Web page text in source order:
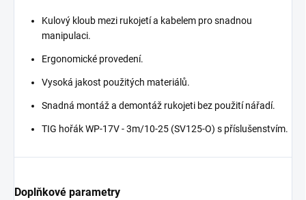
Kulový kloub mezi rukojetí a kabelem pro snadnou
manipulaci.
Ergonomické provedení.
Vysoká jakost použitých materiálů.
Snadná montáž a demontáž rukojeti bez použití nářadí.
TIG hořák WP-17V - 3m/10-25 (SV125-O) s příslušenstvím.
Doplňkové parametry